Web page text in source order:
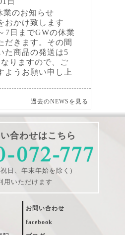
業のお知らせ
おかけ致します
7日までGWの休業
だきます。その間
た商品の発送は5
りますので、ご
ようお願い申し上
過去のNEWSを見る
合わせはこちら
日、年末年始を除く)
用いただけます
お問い合わせ
facebook